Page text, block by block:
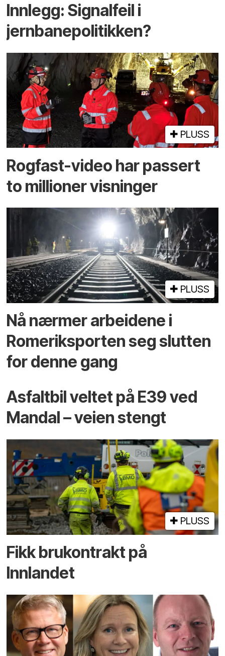
Innlegg: Signalfeil i
jernbanepolitikken?
PLUSS
Rogfast-video har passert
to millioner visninger
PLUSS
Nå nærmer arbeidene i
Romeriksporten seg slutten
for denne gang
Asfaltbil veltet på E39 ved
Mandal – veien stengt
PLUSS
Fikk brukontrakt på
Innlandet